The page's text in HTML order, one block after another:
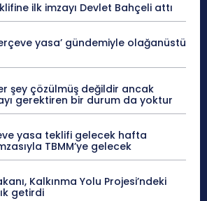
ilk imzayı Devlet Bahçeli attı
yasa’ gündemiyle olağanüstü
şey çözülmüş değildir ancak
gerektiren bir durum da yoktur
yasa teklifi gelecek hafta
TBMM’ye gelecek
Kalkınma Yolu Projesi’ndeki
getirdi